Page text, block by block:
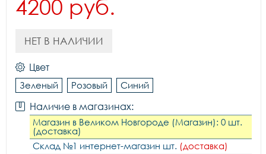
4200 руб.
НЕТ В НАЛИЧИИ
Цвет
Зеленый Розовый Синий
Наличие в магазинах:
Магазин в Великом Новгороде (Магазин): 0 шт.
(доставка)
Склад №1 интернет-магазин шт. (доставка)